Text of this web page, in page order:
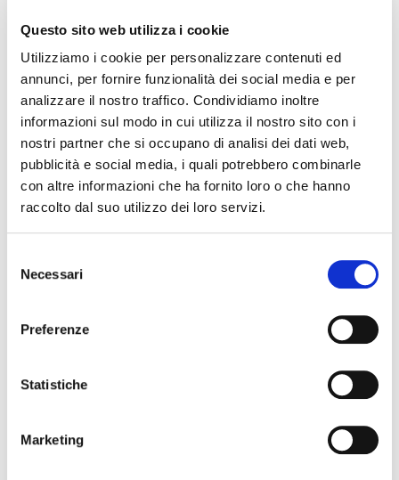
Questo sito web utilizza i cookie
Utilizziamo i cookie per personalizzare contenuti ed
annunci, per fornire funzionalità dei social media e per
analizzare il nostro traffico. Condividiamo inoltre
informazioni sul modo in cui utilizza il nostro sito con i
nostri partner che si occupano di analisi dei dati web,
pubblicità e social media, i quali potrebbero combinarle
con altre informazioni che ha fornito loro o che hanno
raccolto dal suo utilizzo dei loro servizi.
delNecessari
Preferenze
Statistiche
Marketing
Studi di Urbino ‘Carlo Bo’, Dipartimento di Storia
Medievale),
L’incontro di Belfiore tra Borso d’Este, Federico di
Montefeltro e Sigismondo Pandolfo Malatesti: la diplomazia
estense al lavoro,
Andrea Santangelo (Rimini, scrittore, studioso di storia
militare),
L’arte della guerra nel XV secolo e i suoi maggiori
condottieri: vicende belliche e diplomatiche di Nicolò III d’Este
e Sigismondo Pandolfo Malatesti,
– modera Roberta Iotti
La redazione non è responsabile di eventuali inesattezze o
variazioni nel programma degli eventi riportati. In caso di
evento potete scrivere a